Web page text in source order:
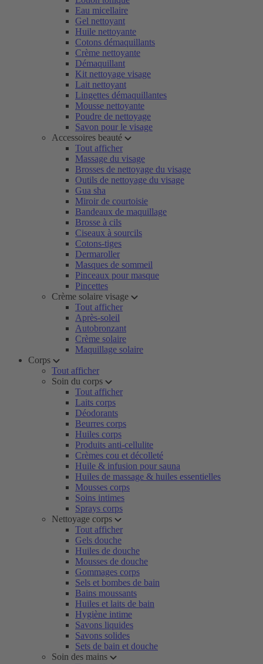
Eau micellaire
Gel nettoyant
Huile nettoyante
Cotons démaquillants
Crème nettoyante
Démaquillant
Kit nettoyage visage
Lait nettoyant
Lingettes démaquillantes
Mousse nettoyante
Poudre de nettoyage
Savon pour le visage
Accessoires beauté
Tout afficher
Massage du visage
Brosses de nettoyage du visage
Outils de nettoyage du visage
Gua sha
Miroir de courtoisie
Bandeaux de maquillage
Brosse à cils
Ciseaux à sourcils
Cotons-tiges
Dermaroller
Masques de sommeil
Pinceaux pour masque
Pincettes
Crème solaire visage
Tout afficher
Après-soleil
Autobronzant
Crème solaire
Maquillage solaire
Corps
Tout afficher
Soin du corps
Tout afficher
Laits corps
Déodorants
Beurres corps
Huiles corps
Produits anti-cellulite
Crèmes cou et décolleté
Huile & infusion pour sauna
Huiles de massage & huiles essentielles
Mousses corps
Soins intimes
Sprays corps
Nettoyage corps
Tout afficher
Gels douche
Huiles de douche
Mousses de douche
Gommages corps
Sels et bombes de bain
Bains moussants
Huiles et laits de bain
Hygiène intime
Savons liquides
Savons solides
Sets de bain et douche
Soin des mains